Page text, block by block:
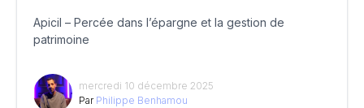
Apicil – Percée dans l’épargne et la gestion de
patrimoine
mercredi 10 décembre 2025
Par Philippe Benhamou